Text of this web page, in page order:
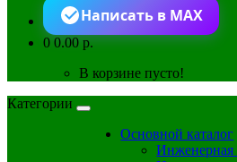
Написать в MAX
00.00 р.
В корзине пусто!
Категории
Основной каталог
Инженерная